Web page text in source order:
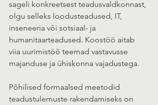
sageli konkreetsest teadusvaldkonnast,
olgu selleks loodusteadused, IT,
inseneeria või sotsiaal- ja
humanitaarteadused. Koostöö aitab
viia uurimistöö teemad vastavusse
majanduse ja ühiskonna vajadustega.
Põhilised formaalsed meetodid
teadustulemuste rakendamiseks on